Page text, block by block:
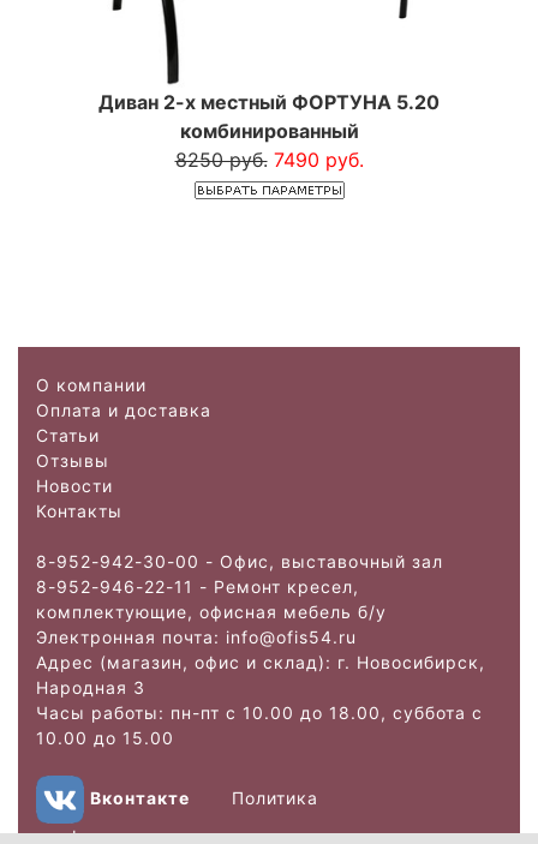
Диван 2-х местный ФОРТУНА 5.20
комбинированный
8250 руб. 7490 руб.
О компании
Оплата и доставка
Статьи
Отзывы
Новости
Контакты
8-952-942-30-00 - Офис, выставочный зал
8-952-946-22-11 - Ремонт кресел,
комплектующие, офисная мебель б/у
Электронная почта: info@ofis54.ru
Адрес (магазин, офис и склад): г. Новосибирск,
Народная 3
Часы работы: пн-пт с 10.00 до 18.00, суббота с
10.00 до 15.00
Вконтакте
Политика
конфиденциальности